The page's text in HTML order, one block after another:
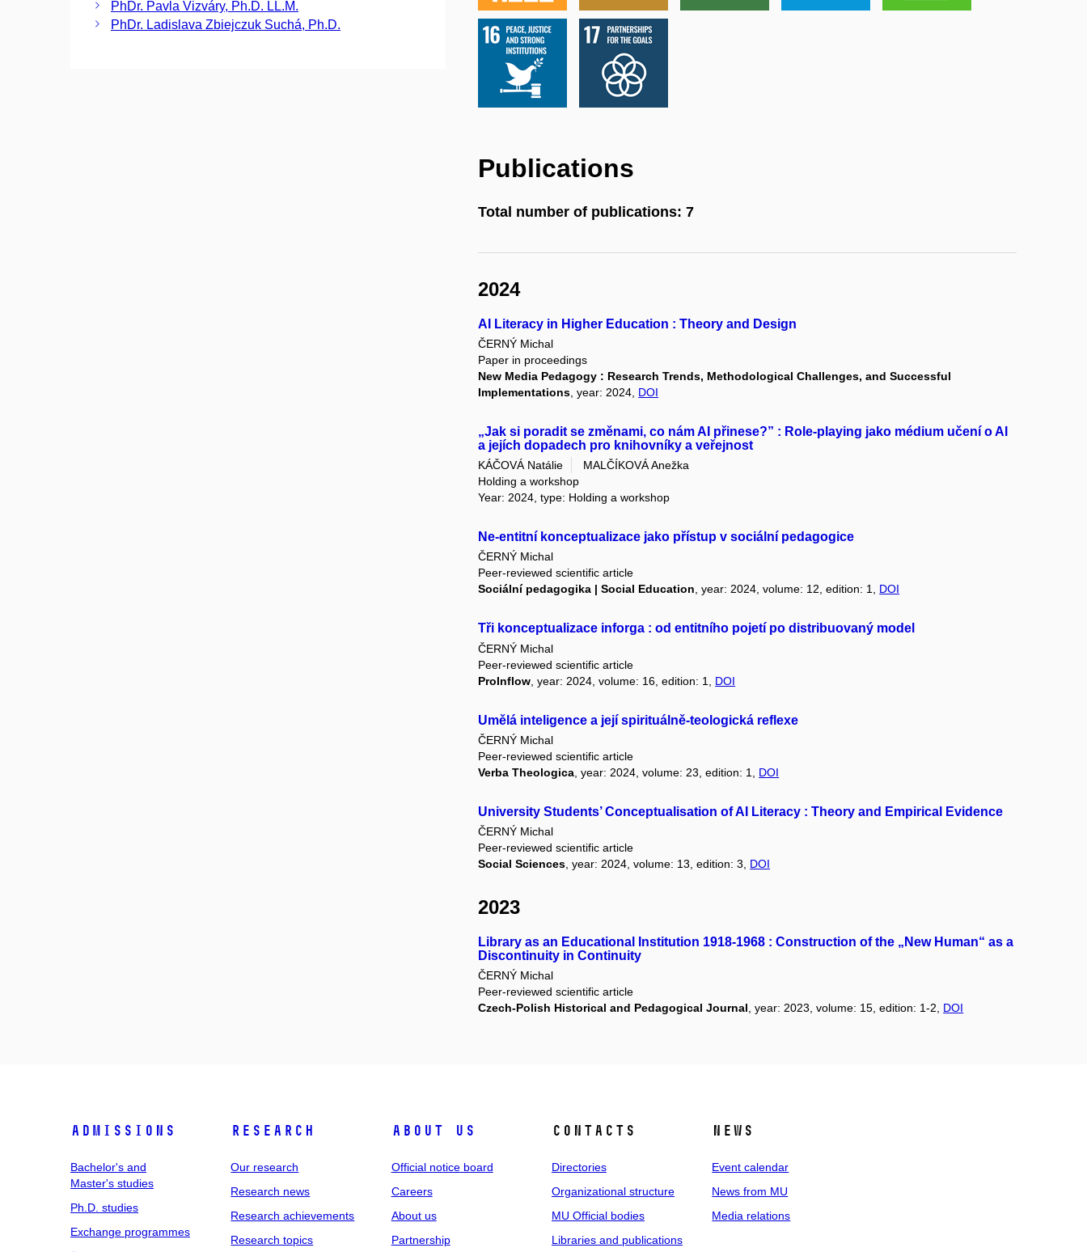
PhDr. Pavla Vizváry, Ph.D. LL.M.
PhDr. Ladislava Zbiejczuk Suchá, Ph.D.
Publications
Total number of publications: 7
2024
AI Literacy in Higher Education : Theory and Design
ČERNÝ Michal
Paper in proceedings
New Media Pedagogy : Research Trends, Methodological Challenges, and Successful
Implementations , year: 2024, DOI
„Jak si poradit se změnami, co nám AI přinese?” : Role-playing jako médium učení o AI
a jejích dopadech pro knihovníky a veřejnost
KÁČOVÁ Natálie
MALČÍKOVÁ Anežka
Holding a workshop
Year: 2024, type: Holding a workshop
Ne-entitní konceptualizace jako přístup v sociální pedagogice
ČERNÝ Michal
Peer-reviewed scientific article
Sociální pedagogika | Social Education, year: 2024, volume: 12, edition: 1, DOI
Tři konceptualizace inforga : od entitního pojetí po distribuovaný model
ČERNÝ Michal
Peer-reviewed scientific article
ProInflow , year: 2024, volume: 16, edition: 1, DOI
Umělá inteligence a její spirituálně-teologická reflexe
ČERNÝ Michal
Peer-reviewed scientific article
Verba Theologica , year: 2024, volume: 23, edition: 1, DOI
University Students’ Conceptualisation of AI Literacy : Theory and Empirical Evidence
ČERNÝ Michal
Peer-reviewed scientific article
Social Sciences, year: 2024, volume: 13, edition: 3, DOI
2023
Library as an Educational Institution 1918-1968 : Construction of the „New Human“ as a
Discontinuity in Continuity
ČERNÝ Michal
Peer-reviewed scientific article
Czech-Polish Historical and Pedagogical Journal , year: 2023, volume: 15, edition: 1-2, DOI
Admissions
Bachelor's and
Master's studies
Ph.D. studies
Exchange programmes
Research
Our research
Research news
Research achievements
Research topics
About us
Official notice board
Careers
About us
Partnership
Contacts
Directories
Organizational structure
MU Official bodies
Libraries and publications
News
Event calendar
News from MU
Media relations